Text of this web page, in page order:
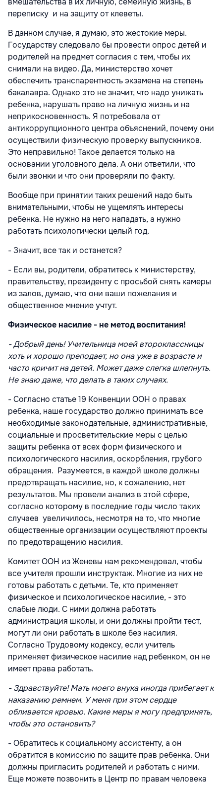
переписку и на защиту от клеветы.
В данном случае, я думаю, это жестокие меры.
Государству следовало бы провести опрос детей и
родителей на предмет согласия с тем, чтобы их
снимали на видео. Да, министерство хочет
обеспечить транспарентность экзамена на степень
бакалавра. Однако это не значит, что надо унижать
ребенка, нарушать право на личную жизнь и на
неприкосновенность. Я потребовала от
антикоррупционного центра объяснений, почему они
осуществили физическую проверку выпускников.
Это неправильно! Такое делается только на
основании уголовного дела. А они ответили, что
были звонки и что они проверяли по факту.
Вообще при принятии таких решений надо быть
внимательными, чтобы не ущемлять интересы
ребенка. Не нужно на него нападать, а нужно
работать психологически целый год.
- Значит, все так и останется?
- Если вы, родители, обратитесь к министерству,
правительству, президенту с просьбой снять камеры
из залов, думаю, что они ваши пожелания и
общественное мнение учтут.
Физическое насилие - не метод воспитания!
- Добрый день! Учительница моей второклассницы
хоть и хорошо преподает, но она уже в возрасте и
часто кричит на детей. Может даже слегка шлепнуть.
Не знаю даже, что делать в таких случаях.
- Согласно статье 19 Конвенции ООН о правах
ребенка, наше государство должно принимать все
необходимые законодательные, административные,
социальные и просветительские меры с целью
защиты ребенка от всех форм физического и
психологического насилия, оскорб­ления, грубого
обращения. Разумеется, в каждой школе должны
предотвращать насилие, но, к сожалению, нет
результатов. Мы провели анализ в этой сфере,
согласно которому в последние годы число таких
случаев увеличилось, несмотря на то, что многие
общественные организации осуществляют проекты
по предотвращению насилия.
Комитет ООН из Женевы нам рекомендовал, чтобы
все учителя прошли инструктаж. Многие из них не
готовы работать с детьми. Те, кто применяет
физическое и психологическое насилие, - это
слабые люди. С ними должна работать
администрация школы, и они должны пройти тест,
могут ли они работать в школе без насилия.
Согласно Трудовому кодексу, если учитель
применяет физическое насилие над ребенком, он не
имеет права работать.
- Здравствуйте! Мать моего внука иногда прибегает к
наказанию ремнем. У меня при этом сердце
обливается кровью. Какие меры я могу предпринять,
чтобы это остановить?
- Обратитесь к социальному ассистенту, а он
обратится в комиссию по защите прав ребенка. Они
должны пригласить родителей и работать с ними.
Еще можете позвонить в Центр по правам человека